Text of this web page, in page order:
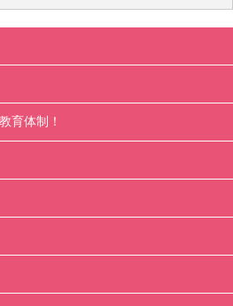
育体制！